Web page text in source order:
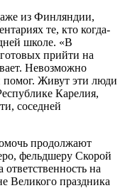
из Финляндии,
те, кто когда-
школе. «В
прийти на
Невозможно
помог. Живут эти люди
Карелия,
соседней
продолжают
фельдшеру Скорой
на
Великого праздника